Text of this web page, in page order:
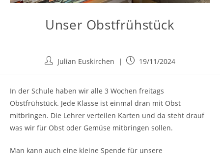
Unser Obstfrühstück
Julian Euskirchen 19/11/2024
In der Schule haben wir alle 3 Wochen freitags
Obstfrühstück. Jede Klasse ist einmal dran mit Obst
mitbringen. Die Lehrer verteilen Karten und da steht drauf
was wir für Obst oder Gemüse mitbringen sollen.
Man kann auch eine kleine Spende für unsere